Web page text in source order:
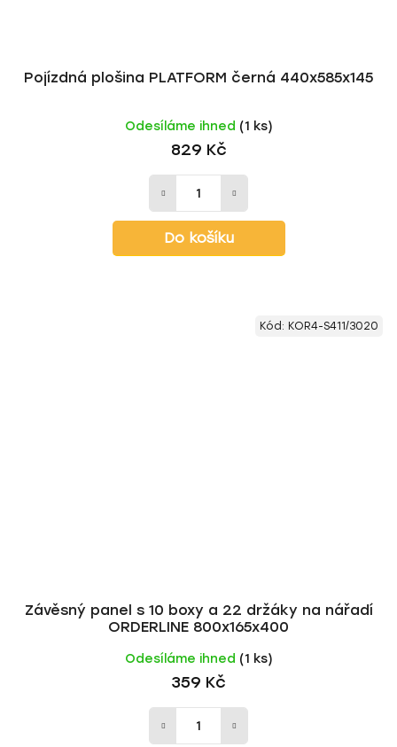
Pojízdná plošina PLATFORM černá 440x585x145
Odesíláme ihned (1 ks)
829 Kč
Do košíku
Závěsný panel s 10 boxy a 22 držáky na nářadí
ORDERLINE 800x165x400
Odesíláme ihned (1 ks)
359 Kč
Kód: KOR4-S411/3020